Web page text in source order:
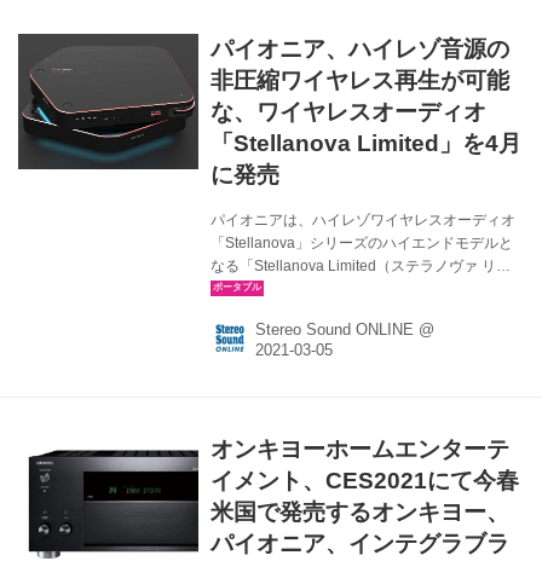
パイオニア、ハイレゾ音源の
非圧縮ワイヤレス再生が可能
な、ワイヤレスオーディオ
「Stellanova Limited」を4月
に発売
パイオニアは、ハイレゾワイヤレスオーディオ
「Stellanova」シリーズのハイエンドモデルと
なる「Stellanova Limited（ステラノヴァ リミ
テッド）」を、4月よりパイオニアIT製品の公式
￥178,000（税込）。 Stellanovaは、iPhone・
iPad・Androidスマートホン・外付けハードデ
ヤレス ハイレゾ プレーヤー ステラノヴァ）」
を使って、非圧縮の...
Stereo Sound ONLINE @
オンキヨーホームエンターテ
イメント、CES2021にて今春
米国で発売するオンキヨー、
パイオニア、インテグラブラ